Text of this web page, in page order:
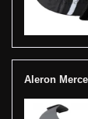
Aleron